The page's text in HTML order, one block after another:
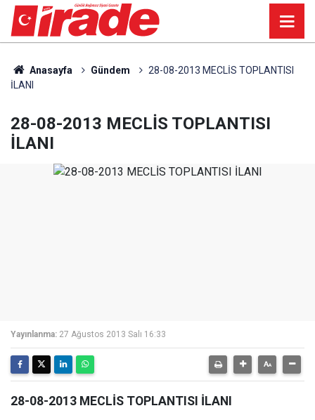
Anasayfa Gündem
28-08-2013 MECLİS TOPLANTISI
İLANI
28-08-2013 MECLİS TOPLANTISI
İLANI
Yayınlanma: 27 Ağustos 2013 Salı 16:33
28-08-2013 MECLİS TOPLANTISI İLANI